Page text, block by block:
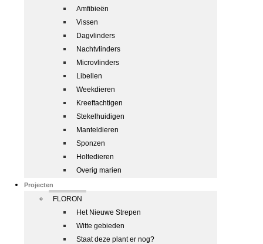
Amfibieën
Vissen
Dagvlinders
Nachtvlinders
Microvlinders
Libellen
Weekdieren
Kreeftachtigen
Stekelhuidigen
Manteldieren
Sponzen
Holtedieren
Overig marien
Projecten
FLORON
Het Nieuwe Strepen
Witte gebieden
Staat deze plant er nog?